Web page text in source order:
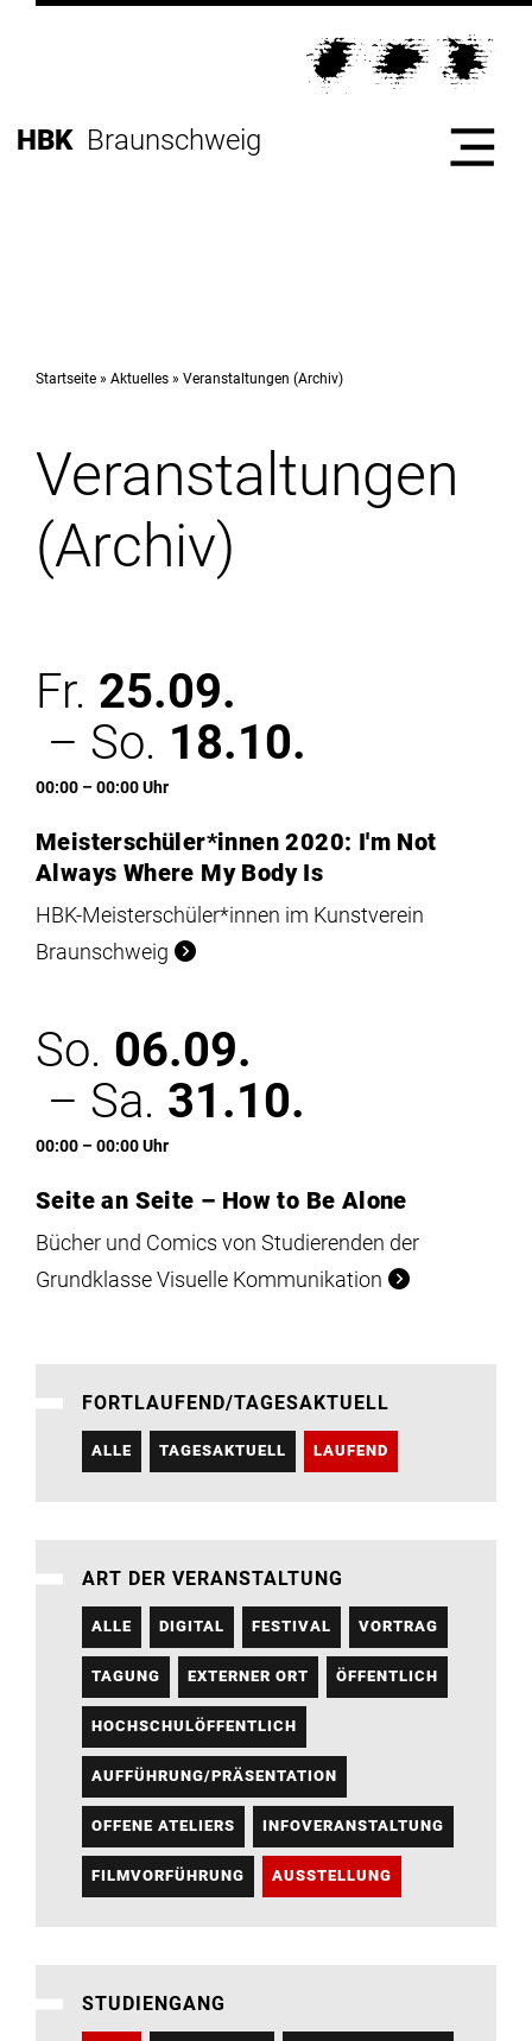
Inhalt
zur
Direkt
HBK Braunschweig
Hochschule
Studium
Institute
Infrastruktur
Aktuelles
meinstudium
Startseite Aktuelles Veranstaltungen (Archiv)
Veranstaltungen
(Archiv)
Fr. 25.09.
– So. 18.10.
00:00 – 00:00 Uhr
Meisterschüler*innen 2020: I'm Not
Always Where My Body Is
HBK-Meisterschüler*innen im Kunstverein
Braunschweig
So. 06.09.
– Sa. 31.10.
00:00 – 00:00 Uhr
Seite an Seite – How to Be Alone
Bücher und Comics von Studierenden der
Grundklasse Visuelle Kommunikation
FORTLAUFEND/TAGESAKTUELL
ALLE TAGESAKTUELL LAUFEND
ART DER VERANSTALTUNG
ALLE DIGITAL FESTIVAL VORTRAG
TAGUNG EXTERNER ORT ÖFFENTLICH
HOCHSCHULÖFFENTLICH
AUFFÜHRUNG/PRÄSENTATION
OFFENE ATELIERS INFOVERANSTALTUNG
FILMVORFÜHRUNG AUSSTELLUNG
STUDIENGANG